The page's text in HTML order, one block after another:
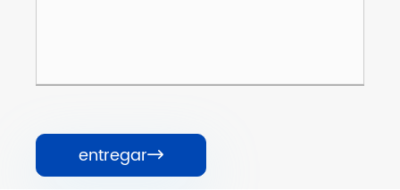
entregar